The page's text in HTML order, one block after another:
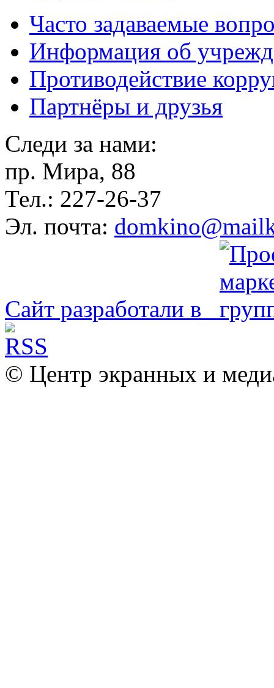
Часто задаваемые
Информация об
Противодействие
Партнёры и друзья
Следи за нами:
пр. Мира, 88
Тел.: 227-26-37
Эл. почта:
Сайт разработали в
© Центр экранных и